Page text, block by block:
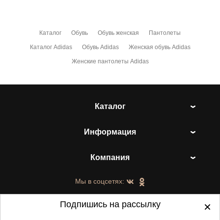
Каталог Обувь Обувь женская Пантолеты
Каталог Adidas Обувь Adidas Женская обувь Adidas
Женские пантолеты Adidas
Каталог
Информация
Компания
Мы в соцсетях:
Подпишись на рассылку